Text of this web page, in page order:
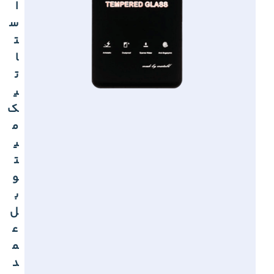
ا
س
ت
ا
ت
ی
ک
م
ی
ت
و
ب
ل
ع
م
د